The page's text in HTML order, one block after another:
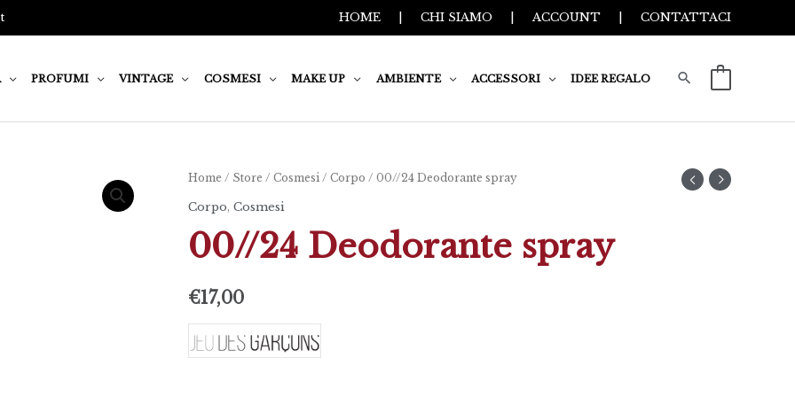
HOME CHI SIAMO |ACCOUNT CONTATTACI
PROFUMI VINTAGE COSMESI MAKE UP AMBIENTE ACCESSORI IDEE REGALO
Home / Store / Cosmesi / Corpo / 00//24 Deodorante spray
Corpo, Cosmesi
00//24 Deodorante spray
€17,00
00//24
Deodorante
quantità